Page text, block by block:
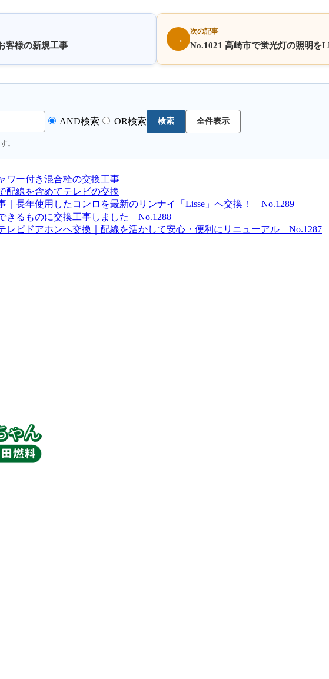
客様の新規工事 →
次の記事
No.1021 高崎市で蛍光灯の照明を
AND検索 OR検索 検索 全件表示
。
ワー付き混合栓の交換工事
配線を含めてテレビの交換
｜長年使用したコンロを最新のリンナイ「Lisse」へ交換！ No.1289
きるものに交換工事しました No.1288
レビドアホンへ交換｜配線を活かして安心・便利にリニューアル No.1287